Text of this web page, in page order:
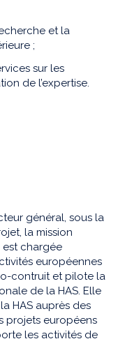
et la
;
sur les
de l’expertise.
général, sous la
la mission
est chargée
européennes
contruit et pilote la
de la HAS. Elle
HAS auprès des
projets européens
les activités de